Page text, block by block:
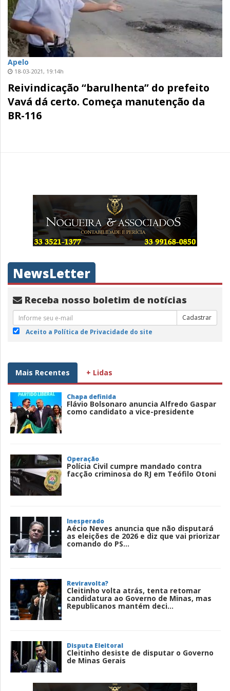
Apelo
18-03-2021, 19:14h
Reivindicação “barulhenta” do prefeito
Vavá dá certo. Começa manutenção da
BR-116
NewsLetter
Receba nosso boletim de notícias
Cadastrar
Aceito a Política de Privacidade do site
Mais Recentes + Lidas
Chapa definida
Flávio Bolsonaro anuncia Alfredo Gaspar
como candidato a vice-presidente
Operação
Polícia Civil cumpre mandado contra
facção criminosa do RJ em Teófilo Otoni
Inesperado
Aécio Neves anuncia que não disputará
as eleições de 2026 e diz que vai priorizar
comando do PS...
Reviravolta?
Cleitinho volta atrás, tenta retomar
candidatura ao Governo de Minas, mas
Republicanos mantém deci...
Disputa Eleitoral
Cleitinho desiste de disputar o Governo
de Minas Gerais